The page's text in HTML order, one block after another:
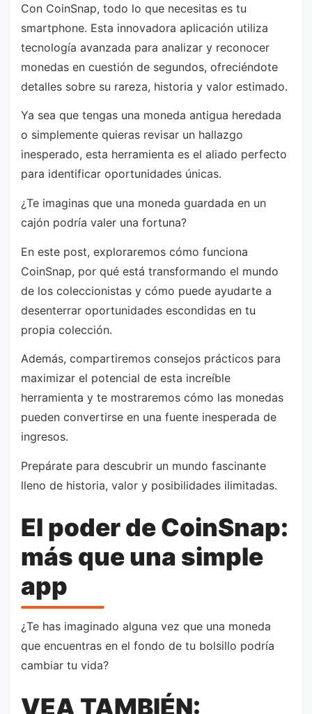
Con CoinSnap, todo lo que necesitas es tu
smartphone. Esta innovadora aplicación utiliza
tecnología avanzada para analizar y reconocer
monedas en cuestión de segundos, ofreciéndote
detalles sobre su rareza, historia y valor estimado.
Ya sea que tengas una moneda antigua heredada
o simplemente quieras revisar un hallazgo
inesperado, esta herramienta es el aliado perfecto
para identificar oportunidades únicas.
¿Te imaginas que una moneda guardada en un
cajón podría valer una fortuna?
En este post, exploraremos cómo funciona
CoinSnap, por qué está transformando el mundo
de los coleccionistas y cómo puede ayudarte a
desenterrar oportunidades escondidas en tu
propia colección.
Además, compartiremos consejos prácticos para
maximizar el potencial de esta increíble
herramienta y te mostraremos cómo las monedas
pueden convertirse en una fuente inesperada de
ingresos.
Prepárate para descubrir un mundo fascinante
lleno de historia, valor y posibilidades ilimitadas.
El poder de CoinSnap:
más que una simple
app
¿Te has imaginado alguna vez que una moneda
que encuentras en el fondo de tu bolsillo podría
cambiar tu vida?
VEA TAMBIÉN: